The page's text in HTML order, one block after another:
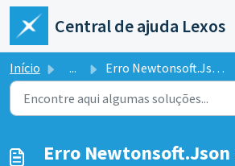
Ir para o conteúdo principal
Central de ajuda Lexos
Início ... Erro Newtonsoft.Json ao abrir ERP
Erro Newtonsoft.Json